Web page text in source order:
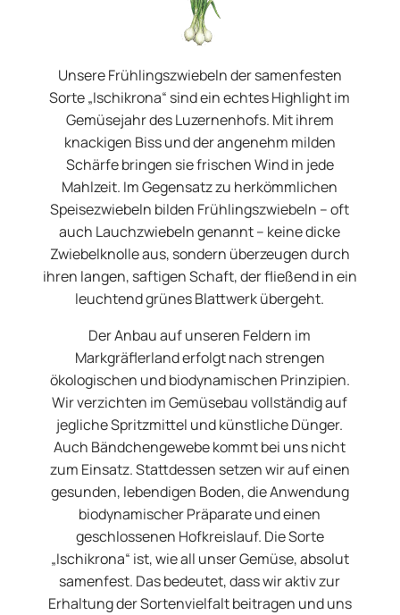
Unsere Frühlingszwiebeln der samenfesten
Sorte „Ischikrona“ sind ein echtes Highlight im
Gemüsejahr des Luzernenhofs. Mit ihrem
knackigen Biss und der angenehm milden
Schärfe bringen sie frischen Wind in jede
Mahlzeit. Im Gegensatz zu herkömmlichen
Speisezwiebeln bilden Frühlingszwiebeln – oft
auch Lauchzwiebeln genannt – keine dicke
Zwiebelknolle aus, sondern überzeugen durch
ihren langen, saftigen Schaft, der fließend in ein
leuchtend grünes Blattwerk übergeht.
Der Anbau auf unseren Feldern im
Markgräflerland erfolgt nach strengen
ökologischen und biodynamischen Prinzipien.
Wir verzichten im Gemüsebau vollständig auf
jegliche Spritzmittel und künstliche Dünger.
Auch Bändchengewebe kommt bei uns nicht
zum Einsatz. Stattdessen setzen wir auf einen
gesunden, lebendigen Boden, die Anwendung
biodynamischer Präparate und einen
geschlossenen Hofkreislauf. Die Sorte
„Ischikrona“ ist, wie all unser Gemüse, absolut
samenfest. Das bedeutet, dass wir aktiv zur
Erhaltung der Sortenvielfalt beitragen und uns